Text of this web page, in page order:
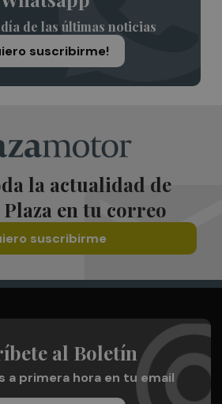
de las últimas noticias
suscribirme!
la actualidad de
en tu correo
suscribirme
al Boletín
a primera hora en tu email